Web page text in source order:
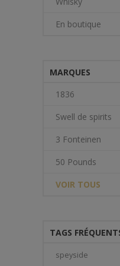
En boutique
MARQUES
1836
Swell de spirits
3 Fonteinen
50 Pounds
VOIR TOUS
TAGS
speyside